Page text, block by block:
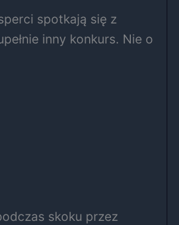
spotkają się z
inny konkurs. Nie o
skoku przez